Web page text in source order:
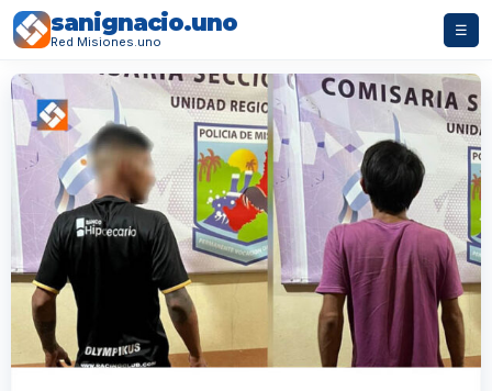
sanignacio.uno
Red Misiones.uno
☰